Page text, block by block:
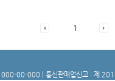
1
000-00-000 | 통신판매업신고 : 제